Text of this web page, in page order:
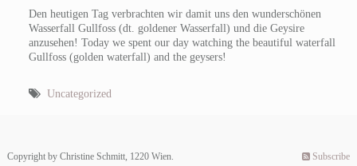
Den heutigen Tag verbrachten wir damit uns den wunderschönen
Wasserfall Gullfoss (dt. goldener Wasserfall) und die Geysire
anzusehen! Today we spent our day watching the beautiful waterfall
Gullfoss (golden waterfall) and the geysers!
Uncategorized
Copyright by Christine Schmitt, 1220 Wien. Subscribe